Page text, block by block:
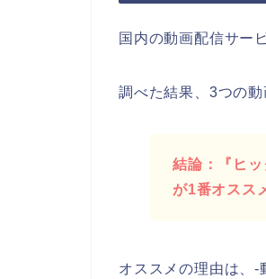
国内の動画配信サー
調べた結果、3つの
結論：『ヒ
が1番オスス
オススメの理由は、-